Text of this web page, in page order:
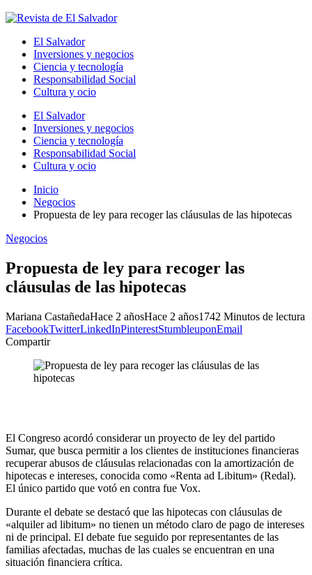
El Salvador
Inversiones y negocios
Ciencia y tecnología
Responsabilidad Social
Cultura y ocio
El Salvador
Inversiones y negocios
Ciencia y tecnología
Responsabilidad Social
Cultura y ocio
Inicio
Negocios
Propuesta de ley para recoger las cláusulas de las hipotecas
Negocios
Propuesta de ley para recoger las
cláusulas de las hipotecas
Mariana CastañedaHace 2 añosHace 2 años1742 Minutos de lectura
FacebookTwitterLinkedInPinterestStumbleuponEmail
Compartir
El Congreso acordó considerar un proyecto de ley del partido
Sumar, que busca permitir a los clientes de instituciones financieras
recuperar abusos de cláusulas relacionadas con la amortización de
hipotecas e intereses, conocida como «Renta ad Libitum» (Redal).
El único partido que votó en contra fue Vox.
Durante el debate se destacó que las hipotecas con cláusulas de
«alquiler ad libitum» no tienen un método claro de pago de intereses
ni de principal. El debate fue seguido por representantes de las
familias afectadas, muchas de las cuales se encuentran en una
situación financiera crítica.